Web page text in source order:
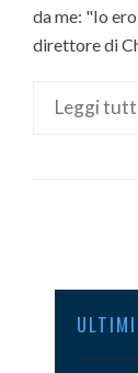
da me: "Io
direttore di
Leggi